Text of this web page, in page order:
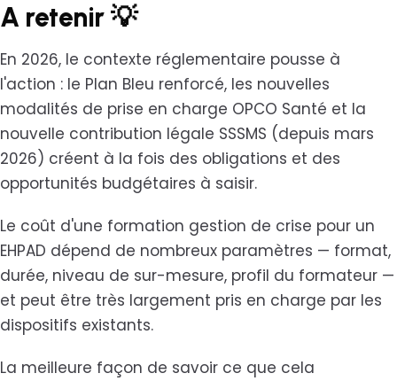
A retenir 💡
En 2026, le contexte réglementaire pousse à
l'action : le Plan Bleu renforcé, les nouvelles
modalités de prise en charge OPCO Santé et la
nouvelle contribution légale SSSMS (depuis mars
2026) créent à la fois des obligations et des
opportunités budgétaires à saisir.
Le coût d'une formation gestion de crise pour un
EHPAD dépend de nombreux paramètres — format,
durée, niveau de sur-mesure, profil du formateur —
et peut être très largement pris en charge par les
dispositifs existants.
La meilleure façon de savoir ce que cela